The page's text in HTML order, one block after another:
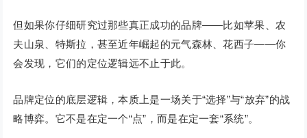
但如果你仔细研究过那些真正成功的品牌——比如苹果、农
夫山泉、特斯拉，甚至近年崛起的元气森林、花西子——你
会发现，它们的定位逻辑远不止于此。
品牌定位的底层逻辑，本质上是一场关于“选择”与“放弃”的战
略博弈。它不是在定一个“点”，而是在定一套“系统”。